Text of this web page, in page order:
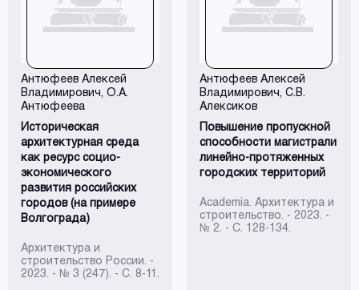
Антюфеев Алексей
Владимирович, О.А.
Антюфеева
Историческая
архитектурная среда
как ресурс социо-
экономического
развития российских
городов (на примере
Волгограда)
Архитектура и
строительство России. -
2023. - № 3 (247). - C. 8-11.
Антюфеев Алексей
Владимирович, С.В.
Алексиков
Повышение пропускной
способности магистрали
линейно-протяженных
городских территорий
Academia. Архитектура и
строительство. - 2023. -
№ 2. - C. 128-134.